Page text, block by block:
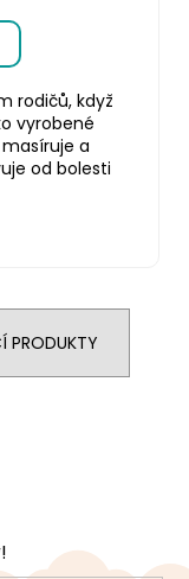
rodičů, když
vyrobené
a
od bolesti
PRODUKTY